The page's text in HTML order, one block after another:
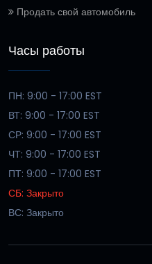
Продать свой автомобиль
Часы работы
ПН: 9:00 - 17:00 EST
ВТ: 9:00 - 17:00 EST
СР: 9:00 - 17:00 EST
ЧТ: 9:00 - 17:00 EST
ПТ: 9:00 - 17:00 EST
СБ: Закрыто
ВС: Закрыто